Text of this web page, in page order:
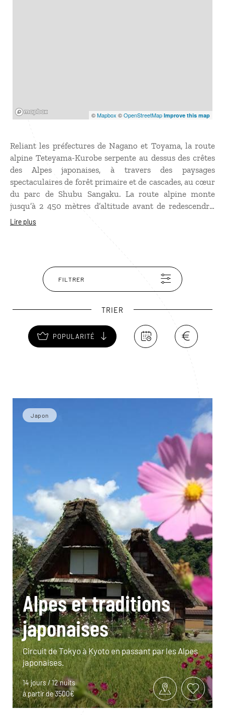
©Mapbox ©OpenStreetMap Improve this map
Reliant les préfectures de Nagano et Toyama, la route
alpine Teteyama-Kurobe serpente au dessus des crêtes
des Alpes japonaises, à travers des paysages
spectaculaires de forêt primaire et de cascades, au cœur
du parc de Shubu Sangaku. La route alpine monte
jusqu’à 2 450 mètres d’altitude avant de redescendre,
passant par différents points d’intérêt. Les plus célèbres
Lire plus
FILTRER
TRIER
POPULARITÉ
Japon
Alpes et traditions
japonaises
Circuit de Tokyo à Kyoto en passant par les Alpes
japonaises.
14 jours / 12 nuits
à partir de 3500€